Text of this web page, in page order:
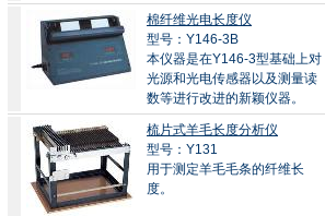
棉纤维光电长度仪
型号：Y146-3B
本仪器是在Y146-3型基础上对
光源和光电传感器以及测量读
数等进行改进的新颖仪器。
梳片式羊毛长度分析仪
型号：Y131
用于测定羊毛毛条的纤维长
度。